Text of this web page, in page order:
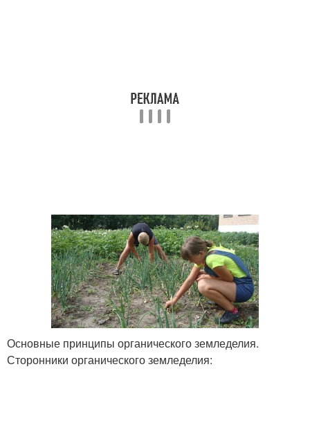
Основные принципы органического земледелия.
Сторонники органического земледелия: